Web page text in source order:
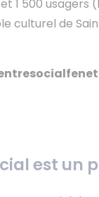
1 500
culturel de
est un